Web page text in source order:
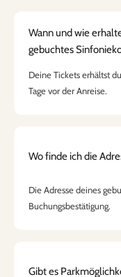
Wann und wie
gebuchtes
Deine Tickets erhältst
Tage vor der Anreise.
Wo finde ich die
Die Adresse deines
Buchungsbestätigung.
Gibt es